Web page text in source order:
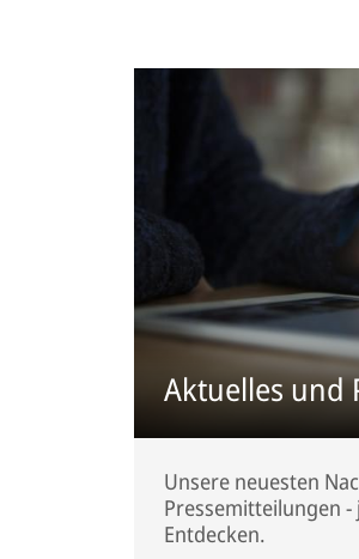
Aktuelles und
Unsere neuesten
Pressemitteilungen
Entdecken.